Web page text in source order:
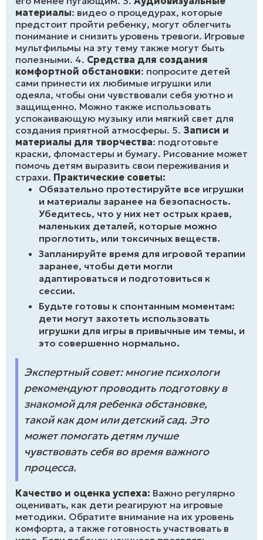
материалы: видео о процедурах, которые
предстоит пройти ребенку, могут облегчить
понимание и снизить уровень тревоги. Игровые
мультфильмы на эту тему также могут быть
полезными. 4. Средства для создания
комфортной обстановки: попросите детей
сами принести их любимые игрушки или
одеяла, чтобы они чувствовали себя уютно и
защищенно. Можно также использовать
успокаивающую музыку или мягкий свет для
создания приятной атмосферы. 5. Записи и
материалы для творчества: подготовьте
краски, фломастеры и бумагу. Рисование может
помочь детям выразить свои переживания и
страхи. Практические советы:
Обязательно протестируйте все игрушки
и материалы заранее на безопасность.
Убедитесь, что у них нет острых краев,
маленьких деталей, которые можно
проглотить, или токсичных веществ.
Запланируйте время для игровой терапии
заранее, чтобы дети могли
адаптироваться и подготовиться к
сессии.
Будьте готовы к спонтанным моментам:
дети могут захотеть использовать
игрушки для игры в привычные им темы, и
это совершенно нормально.
Экспертный совет: многие психологи
рекомендуют проводить подготовку в
знакомой для ребенка обстановке,
такой как дом или детский сад. Это
может помогать детям лучше
чувствовать себя во время важного
процесса.
Качество и оценка успеха: Важно регулярно
оценивать, как дети реагируют на игровые
методики. Обратите внимание на их уровень
комфорта, а также готовность участвовать в